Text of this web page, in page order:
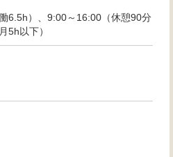
6.5h）、9:00～16:00（休憩90分
5h以下）